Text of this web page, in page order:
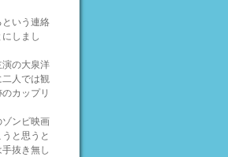
いう連絡
しまし
の大泉洋
人では観
カップリ
ンビ映画
と思うと
抜き無し